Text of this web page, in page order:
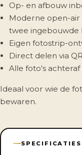
Op- en afbouw
Moderne open-
twee ingebouwde
Eigen fotostrip-
Direct delen via
Alle foto's
Ideaal voor wie de
bewaren.
SPECIFICATIES